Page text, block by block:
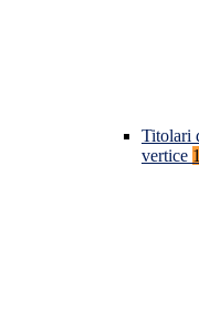
Titolari
vertice 1